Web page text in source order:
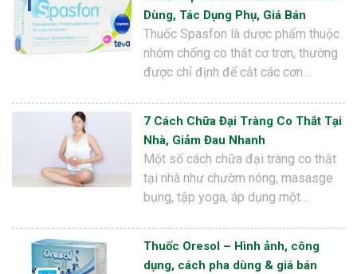
Dùng, Tác Dụng Phụ, Giá Bán
Thuốc Spasfon là dược phẩm thuộc
nhóm chống co thắt cơ trơn, thường
được chỉ định để cắt các cơn…
7 Cách Chữa Đại Tràng Co Thắt Tại
Nhà, Giảm Đau Nhanh
Một số cách chữa đại tràng co thắt
tại nhà như chườm nóng, masasge
bụng, tập yoga, áp dụng một…
Thuốc Oresol – Hình ảnh, công
dụng, cách pha dùng & giá bán